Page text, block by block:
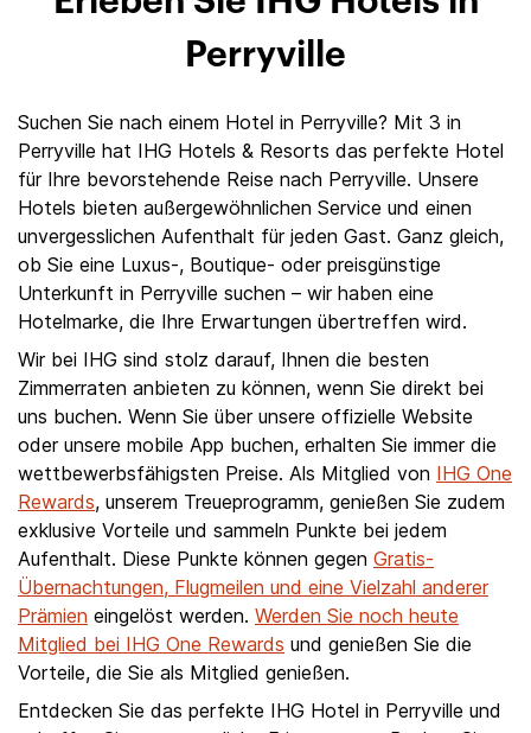
Perryville
Suchen Sie nach einem Hotel in Perryville? Mit 3 in
Perryville hat IHG Hotels & Resorts das perfekte Hotel
für Ihre bevorstehende Reise nach Perryville. Unsere
Hotels bieten außergewöhnlichen Service und einen
unvergesslichen Aufenthalt für jeden Gast. Ganz gleich,
ob Sie eine Luxus-, Boutique- oder preisgünstige
Unterkunft in Perryville suchen – wir haben eine
Hotelmarke, die Ihre Erwartungen übertreffen wird.
Wir bei IHG sind stolz darauf, Ihnen die besten
Zimmerraten anbieten zu können, wenn Sie direkt bei
uns buchen. Wenn Sie über unsere offizielle Website
oder unsere mobile App buchen, erhalten Sie immer die
wettbewerbsfähigsten Preise. Als Mitglied von IHG One
Rewards, unserem Treueprogramm, genießen Sie zudem
exklusive Vorteile und sammeln Punkte bei jedem
Aufenthalt. Diese Punkte können gegen Gratis-
Übernachtungen, Flugmeilen und eine Vielzahl anderer
Prämien eingelöst werden. Werden Sie noch heute
Mitglied bei IHG One Rewards und genießen Sie die
Vorteile, die Sie als Mitglied genießen.
Entdecken Sie das perfekte IHG Hotel in Perryville und